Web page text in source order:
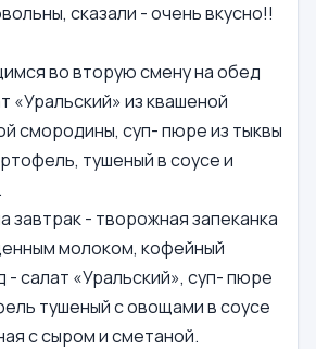
сказали - очень вкусно!!
во вторую смену на обед
«Уральский» из квашеной
смородины, суп- пюре из тыквы
тушеный в соусе и
завтрак - творожная запеканка
молоком, кофейный
- салат «Уральский», суп- пюре
тушеный с овощами в соусе
с сыром и сметаной.